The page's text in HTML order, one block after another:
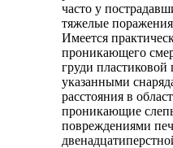
часто у
тяжелые
Имеется
проникающего
груди
указанными
расстояния в
проникающие
повреждениями